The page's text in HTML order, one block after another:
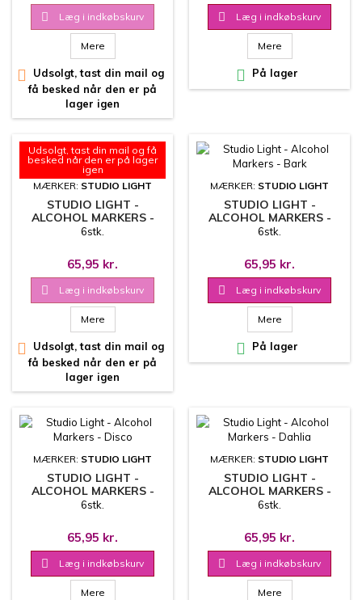
 Læg i indkøbskurv
Mere

Udsolgt, tast din mail og
få besked når den er på
lager igen
 Læg i indkøbskurv
Mere
 På lager
Udsolgt, tast din mail og få
besked når den er på lager
igen
MÆRKER: STUDIO LIGHT
STUDIO LIGHT -
ALCOHOL MARKERS -
BLOSSOM
6stk.
65,95 kr.
 Læg i indkøbskurv
Mere

Udsolgt, tast din mail og
få besked når den er på
lager igen
MÆRKER: STUDIO LIGHT
STUDIO LIGHT -
ALCOHOL MARKERS -
BARK
6stk.
65,95 kr.
 Læg i indkøbskurv
Mere
 På lager
MÆRKER: STUDIO LIGHT
STUDIO LIGHT -
ALCOHOL MARKERS -
DISCO
6stk.
65,95 kr.
 Læg i indkøbskurv
Mere
MÆRKER: STUDIO LIGHT
STUDIO LIGHT -
ALCOHOL MARKERS -
DAHLIA
6stk.
65,95 kr.
 Læg i indkøbskurv
Mere